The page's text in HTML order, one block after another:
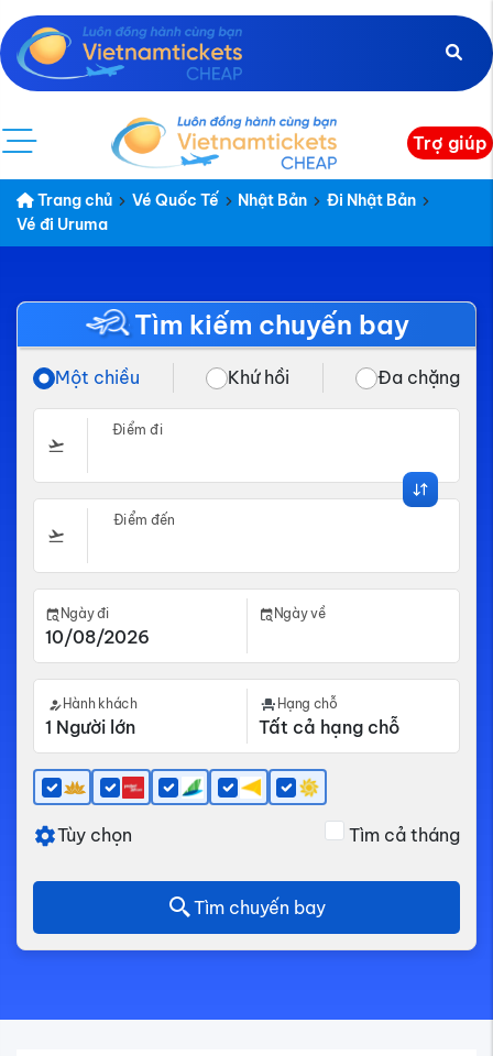
Trợ giúp
Trang chủ Vé Quốc Tế Nhật Bản
Đi Nhật Bản
Vé đi Uruma
Tìm kiếm chuyến bay
Một chiều Khứ hồi Đa chặng
Điểm đi
Điểm đến
Ngày đi Ngày về
Hành khách Hạng chỗ
Tùy chọn Tìm cả tháng
Tìm chuyến bay